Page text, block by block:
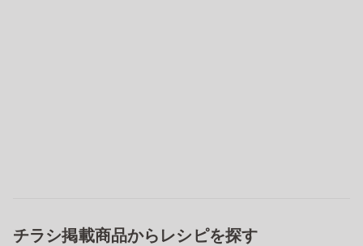
チラシ掲載商品からレシピを探す